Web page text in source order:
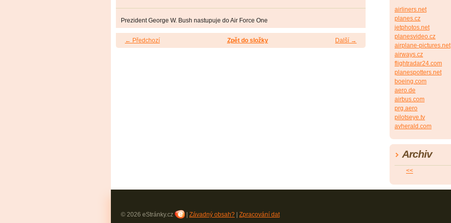
Prezident George W. Bush nastupuje do Air Force One
← Předchozí Další →
Zpět do složky
airliners.net
planes.cz
jetphotos.net
planesvideo.cz
airplane-pictures.net
airways.cz
flightradar24.com
planespotters.net
boeing.com
aero.de
airbus.com
prg.aero
pilotseye.tv
avherald.com
Archiv
<<
© 2026 eStránky.cz Závadný obsah? Zpracování dat